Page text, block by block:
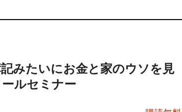
みたいにお金と家のウソを見
ルセミナー